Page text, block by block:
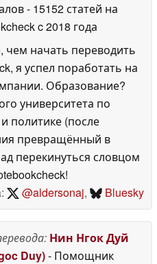
- 15152 статей на
c 2018 года
чем начать переводить
я успел поработать на
Образование?
университета по
политике (после
превращённый в
перекинуться словцом
@aldersonaj, Bluesky
Нин Нгок Дуй
Duy)- Помощник